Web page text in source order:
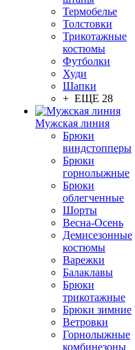
Термобелье
Толстовки
Трикотажные
костюмы
Футболки
Худи
Шапки
+ ЕЩЕ 28
Мужская линия
Брюки
виндстопперы
Брюки
горнолыжные
Брюки
облегченные
Шорты
Весна-Осень
Демисезонные
костюмы
Варежки
Балаклавы
Брюки
трикотажные
Брюки зимние
Ветровки
Горнолыжные
комбинезоны